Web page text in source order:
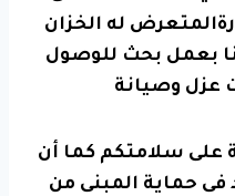
له الخزان
بعمل بحث للوصول
عزل وصيانة
على سلامتكم كما أن
فى حماية المبنى من